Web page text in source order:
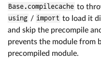
Base.compilecache to
using / import to load it
and skip the precompile
prevents the module from
precompiled module.